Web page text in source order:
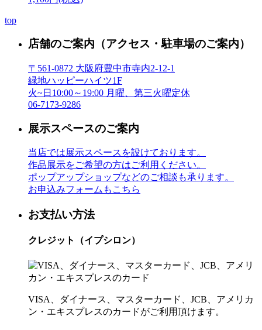
top
店舗のご案内 （アクセス・駐車場のご案内）
〒561-0872 大阪府豊中市寺内2-12-1
緑地ハッピーハイツ1F
火~日10:00～19:00 月曜、第三火曜定休
06-7173-9286
展示スペースのご案内
当店では展示スペースを設けております。
作品展示をご希望の方はご利用ください。
ポップアップショップなどのご相談も承ります。
お申込みフォームもこちら
お支払い方法
クレジット（イプシロン）
VISA、ダイナース、マスターカード、JCB、アメリカ
ン・エキスプレスのカードがご利用頂けます。